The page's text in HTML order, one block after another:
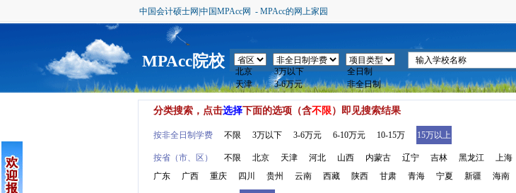
中国会计硕士网|中国MPAcc网 - MPAcc的网上家园
MPAcc院校
分类搜索，点击选择下面的选项（含不限）即见搜索结果
按非全日制学费 不限 3万以下 3-6万元 6-10万元 10-15万 15万以上
按省（市、区） 不限 北京 天津 河北 山西 内蒙古 辽宁 吉林 黑龙江 上海
广东
广西 重庆 四川 贵州 云南 西藏 陕西 甘肃 青海 宁夏 新疆 海南